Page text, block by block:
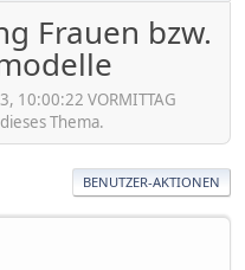
Frauen bzw.
10:00:22 VORMITTAG
Thema.
BENUTZER-AKTIONEN